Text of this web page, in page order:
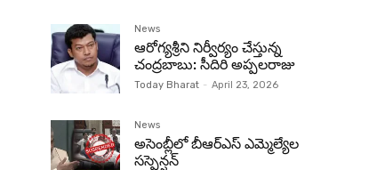
News
ఆరోగ్యశ్రీని నిర్వీర్యం చేస్తున్న
చంద్రబాబు: సీదిరి అప్పలరాజు
Today Bharat - April 23, 2026
News
అసెంబ్లీలో బీఆర్‌ఎస్ ఎమ్మెల్యేల
సస్పెన్షన్‌